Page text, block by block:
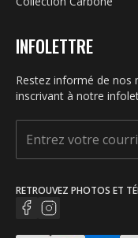
INFOLETTRE
Restez informé de nos
inscrivant à notre
RETROUVEZ PHOTOS ET